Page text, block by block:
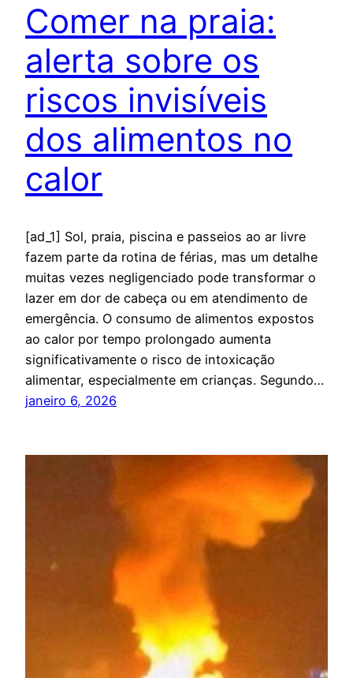
Comer na praia:
alerta sobre os
riscos invisíveis
dos alimentos no
calor
[ad_1] Sol, praia, piscina e passeios ao ar livre
fazem parte da rotina de férias, mas um detalhe
muitas vezes negligenciado pode transformar o
lazer em dor de cabeça ou em atendimento de
emergência. O consumo de alimentos expostos
ao calor por tempo prolongado aumenta
significativamente o risco de intoxicação
alimentar, especialmente em crianças. Segundo…
janeiro 6, 2026